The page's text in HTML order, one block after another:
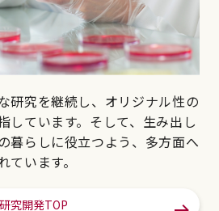
研究を継続し、オリジナル性の
しています。そして、生み出し
暮らしに役立つよう、多方面へ
います。
研究開発TOP